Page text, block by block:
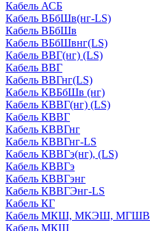
Кабель АСБ
Кабель ВБбШв(нг-LS)
Кабель ВБбШв
Кабель ВБбШвнг(LS)
Кабель ВВГ(нг) (LS)
Кабель ВВГ
Кабель ВВГнг(LS)
Кабель КВБбШв (нг)
Кабель КВВГ(нг) (LS)
Кабель КВВГ
Кабель КВВГнг
Кабель КВВГнг-LS
Кабель КВВГэ(нг), (LS)
Кабель КВВГэ
Кабель КВВГэнг
Кабель КВВГЭнг-LS
Кабель КГ
Кабель МКШ, МКЭШ, МГШВ
Кабель МКШ